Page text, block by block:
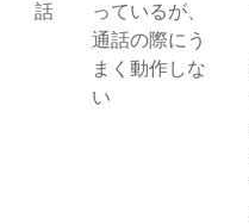
話
っているが、
通話の際にう
まく動作しな
い